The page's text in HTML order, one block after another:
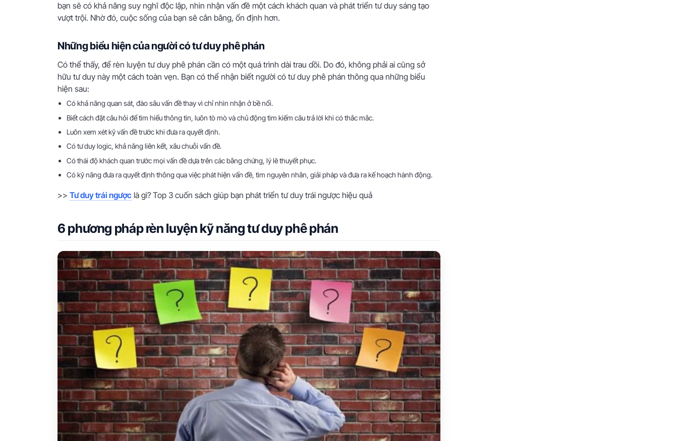
bạn sẽ có khả năng suy nghĩ độc lập, nhìn nhận vấn đề một cách khách quan và phát triển tư duy sáng tạo
vượt trội. Nhờ đó, cuộc sống của bạn sẽ cân bằng, ổn định hơn.
Những biểu hiện của người có tư duy phê phán
Có thể thấy, để rèn luyện tư duy phê phán cần có một quá trình dài trau dồi. Do đó, không phải ai cũng sở
hữu tư duy này một cách toàn vẹn. Bạn có thể nhận biết người có tư duy phê phán thông qua những biểu
hiện sau:
Có khả năng quan sát, đào sâu vấn đề thay vì chỉ nhìn nhận ở bề nổi.
Biết cách đặt câu hỏi để tìm hiểu thông tin, luôn tò mò và chủ động tìm kiếm câu trả lời khi có thắc mắc.
Luôn xem xét kỹ vấn đề trước khi đưa ra quyết định.
Có tư duy logic, khả năng liên kết, xâu chuỗi vấn đề.
Có thái độ khách quan trước mọi vấn đề dựa trên các bằng chứng, lý lẽ thuyết phục.
Có kỹ năng đưa ra quyết định thông qua việc phát hiện vấn đề, tìm nguyên nhân, giải pháp và đưa ra kế hoạch hành động.
>> Tư duy trái ngược là gì? Top 3 cuốn sách giúp bạn phát triển tư duy trái ngược hiệu quả
6 phương pháp rèn luyện kỹ năng tư duy phê phán